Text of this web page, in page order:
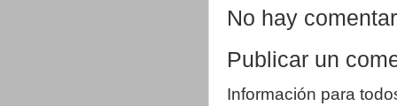
No hay
Publicar un
Información para